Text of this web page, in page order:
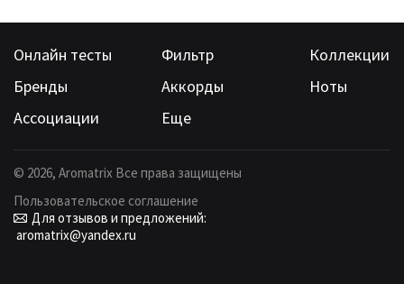
Онлайн тесты Фильтр
Коллекции
Бренды
Аккорды
Ноты
Ассоциации
Еще
© 2026, Aromatrix Все права защищены
Пользовательское соглашение
Для отзывов и предложений:
aromatrix@yandex.ru